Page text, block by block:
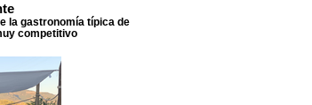
la gastronomía típica de
competitivo